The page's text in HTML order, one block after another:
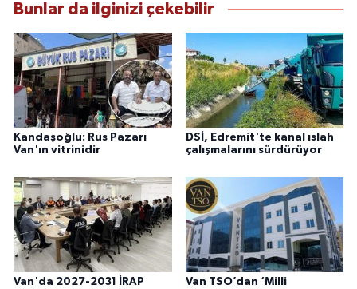
Bunlar da ilginizi çekebilir
Kandaşoğlu: Rus Pazarı
Van'ın vitrinidir
DSİ, Edremit'te kanal ıslah
çalışmalarını sürdürüyor
Van'da 2027-2031 İRAP Van TSO’dan ‘Milli